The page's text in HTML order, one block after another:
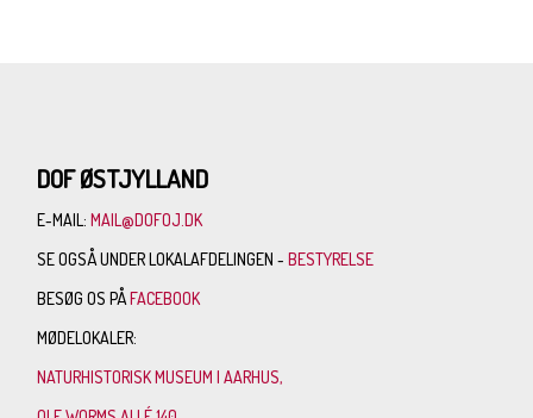
DOF ØSTJYLLAND
E-MAIL:MAIL@DOFOJ.DK
SE OGSÅ UNDER LOKALAFDELINGEN -BESTYRELSE
BESØG OS PÅFACEBOOK
MØDELOKALER:
NATURHISTORISK MUSEUM I AARHUS,